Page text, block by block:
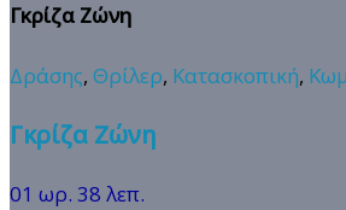
Γκρίζα Ζώνη
Δράσης, Θρίλερ, Κατασκοπική,
Γκρίζα Ζώνη
01 ωρ. 38 λεπ.